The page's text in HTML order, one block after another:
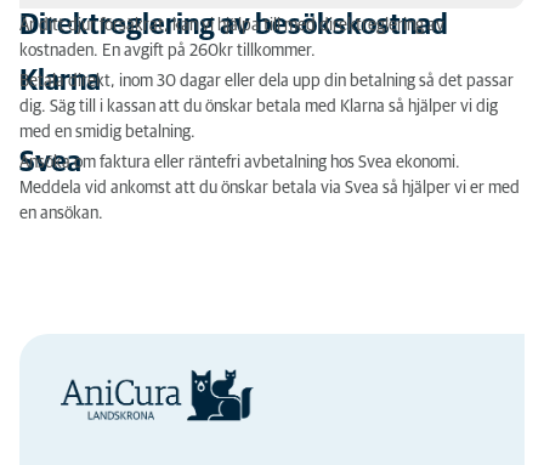
Direktreglering av besökskostnad
Klarna
Svea
Direktreglering av besökskostnad
Är ditt djur försäkrat, kan vi hjälpa till med direktreglering av
kostnaden. En avgift på 260kr tillkommer.
Klarna
Betala direkt, inom 30 dagar eller dela upp din betalning så det passar
dig. Säg till i kassan att du önskar betala med Klarna så hjälper vi dig
med en smidig betalning.
Svea
Ansöka om faktura eller räntefri avbetalning hos Svea ekonomi.
Meddela vid ankomst att du önskar betala via Svea så hjälper vi er med
en ansökan.